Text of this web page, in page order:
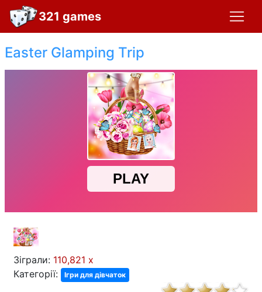
321 games
Easter Glamping Trip
Зіграли: 110,821 x
Категорії:
Ігри для дівчаток